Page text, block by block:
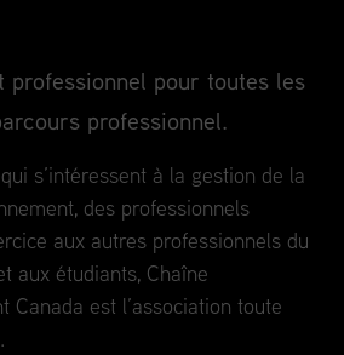
professionnel pour toutes les
professionnel.
s’intéressent à la gestion de la
des professionnels
aux autres professionnels du
aux étudiants, Chaîne
Canada est l’association toute